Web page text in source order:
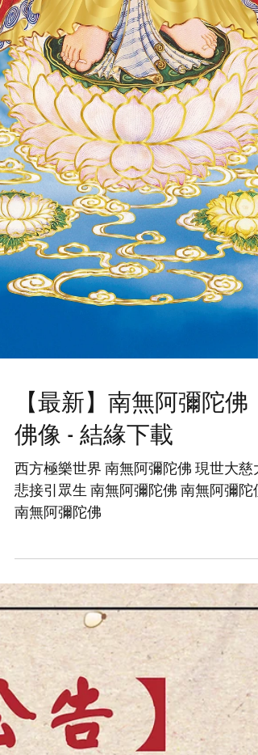
【最新】南無阿彌陀佛
佛像 - 結緣下載
西方極樂世界 南無阿彌陀佛 現世大慈
南無阿彌陀佛